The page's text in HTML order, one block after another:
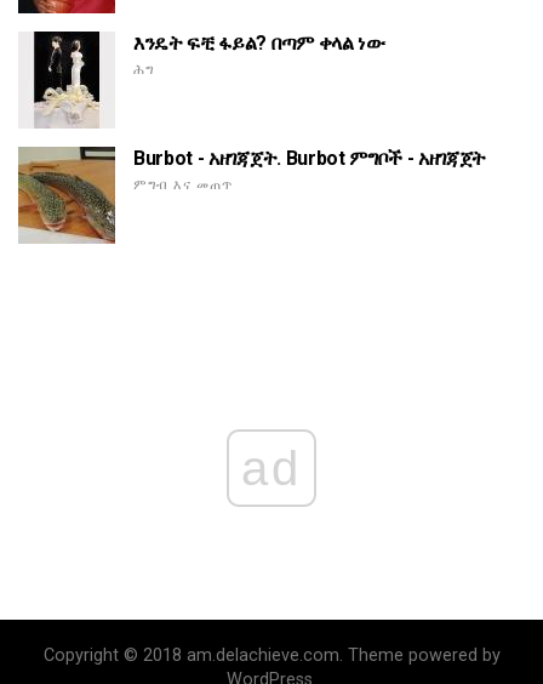
እንዴት ፍቺ ፋይል? በጣም ቀላል ነው
ሕግ
Burbot - አዘገጃጀት. Burbot ምግቦች - አዘገጃጀት
ምግብ እና መጠጥ
ad
Copyright © 2018 am.delachieve.com. Theme powered by
WordPress.